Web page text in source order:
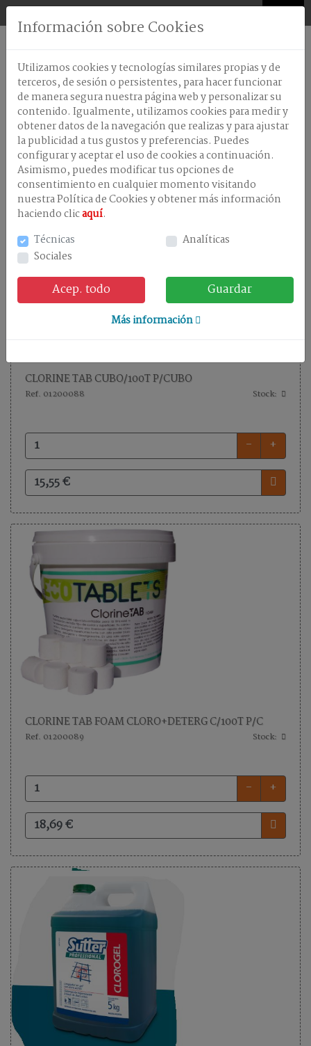
ANTISEPTICOS-
DESINFECTANTES
CELULOSA
DISPENSADORES
LAVANDERÃA
LAVAVAJILLA
MAQUINA
LAVAVAJILLAS
MANUAL
LIMPIEZA
GENERAL
TRATAMIENTOS
Nuestra
empresa
Términos
y
condiciones
Contacto
Nuestros productos
CLORINE TAB CUBO/100T P/CUBO
Ref. 01200088 Stock:
- +
CLORINE TAB FOAM CLORO+DETERG C/100T P/C
Ref. 01200089 Stock:
- +
Información sobre Cookies
Utilizamos cookies y tecnologías similares propias y de
terceros, de sesión o persistentes, para hacer funcionar
de manera segura nuestra página web y personalizar su
contenido. Igualmente, utilizamos cookies para medir y
obtener datos de la navegación que realizas y para ajustar
la publicidad a tus gustos y preferencias. Puedes
configurar y aceptar el uso de cookies a continuación.
Asimismo, puedes modificar tus opciones de
consentimiento en cualquier momento visitando
nuestra Política de Cookies y obtener más información
haciendo clicaquí.
Técnicas
Analíticas
Sociales
Acep. todo Guardar
Más información